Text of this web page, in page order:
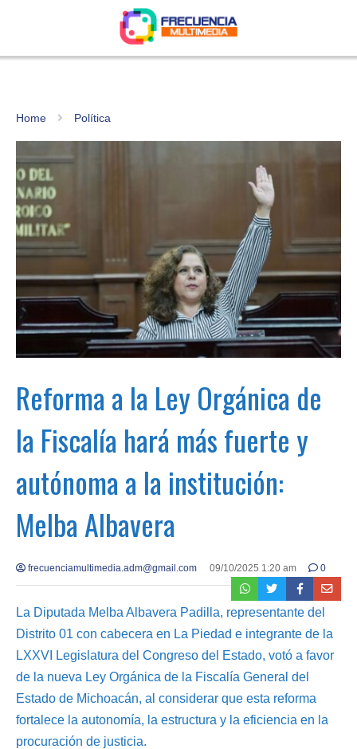
Home Política
Reforma a la Ley Orgánica de
la Fiscalía hará más fuerte y
autónoma a la institución:
Melba Albavera
frecuenciamultimedia.adm@gmail.com 09/10/2025 1:20 am 0
La Diputada Melba Albavera Padilla, representante del
Distrito 01 con cabecera en La Piedad e integrante de la
LXXVI Legislatura del Congreso del Estado, votó a favor
de la nueva Ley Orgánica de la Fiscalía General del
Estado de Michoacán, al considerar que esta reforma
fortalece la autonomía, la estructura y la eficiencia en la
procuración de justicia.